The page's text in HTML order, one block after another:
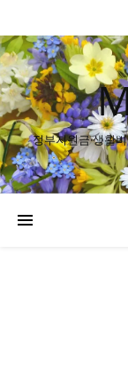
정부지원금·생활